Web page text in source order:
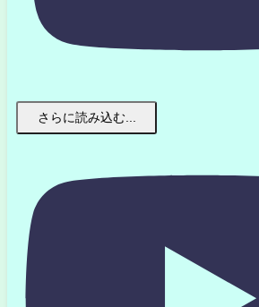
さらに読み込む...